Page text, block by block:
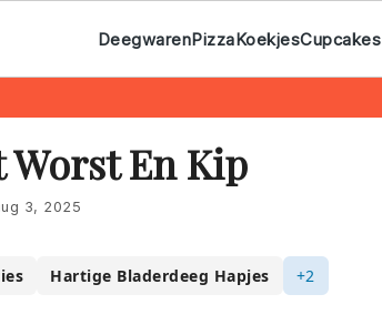
DeegwarenPizzaKoekjesCupcakes
Worst En Kip
3, 2025
Hartige Bladerdeeg Hapjes +2